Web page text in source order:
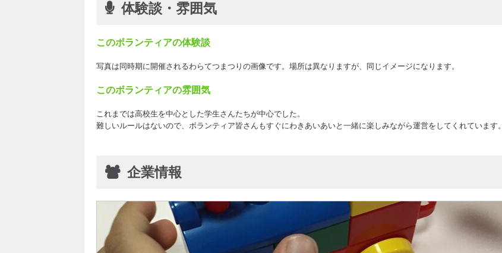
体験談・雰囲気
このボランティアの体験談
写真は同時期に開催されるわらてつまつりの画像です。場所は異なりますが、同じイメージになります。
このボランティアの雰囲気
これまでは高校生を中心とした学生さんたちが中心でした。
難しいルールはないので、ボランティア皆さんもすぐにわきあいあいと一緒に楽しみながら運営をしてくれています。
企業情報